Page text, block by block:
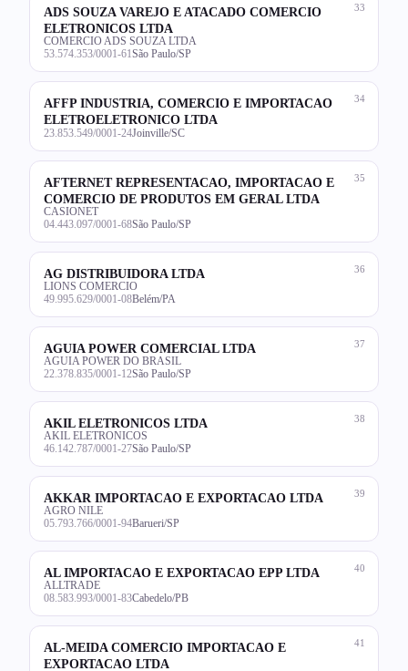
33
ADS SOUZA VAREJO E ATACADO COMERCIO
ELETRONICOS LTDA
COMERCIO ADS SOUZA LTDA
53.574.353/0001-61 São Paulo/SP
34
AFFP INDUSTRIA, COMERCIO E IMPORTACAO
ELETROELETRONICO LTDA
23.853.549/0001-24Joinville/SC
35
AFTERNET REPRESENTACAO, IMPORTACAO E
COMERCIO DE PRODUTOS EM GERAL LTDA
CASIONET
04.443.097/0001-68São Paulo/SP
36
AG DISTRIBUIDORA LTDA
LIONS COMERCIO
49.995.629/0001-08Belém/PA
37
AGUIA POWER COMERCIAL LTDA
AGUIA POWER DO BRASIL
22.378.835/0001-12São Paulo/SP
38
AKIL ELETRONICOS LTDA
AKIL ELETRONICOS
46.142.787/0001-27São Paulo/SP
39
AKKAR IMPORTACAO E EXPORTACAO LTDA
AGRO NILE
05.793.766/0001-94Barueri/SP
40
AL IMPORTACAO E EXPORTACAO EPP LTDA
ALLTRADE
08.583.993/0001-83Cabedelo/PB
41
AL-MEIDA COMERCIO IMPORTACAO E
EXPORTACAO LTDA